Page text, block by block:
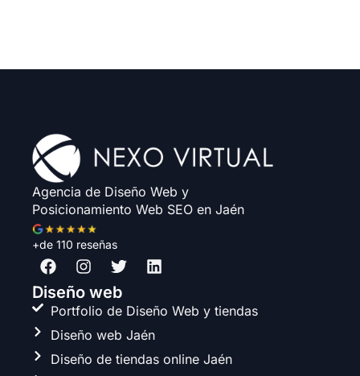
Agencia de Diseño Web y
Posicionamiento Web SEO en Jaén
+de 110 reseñas
F
a
c
e
b
o
o
k
I
n
s
t
a
g
r
a
T
w
i
t
t
e
r
L
i
k
e
d
i
n
Diseño web
Portfolio de Diseño Web y tiendas
Diseño web Jaén
Diseño de tiendas online Jaén